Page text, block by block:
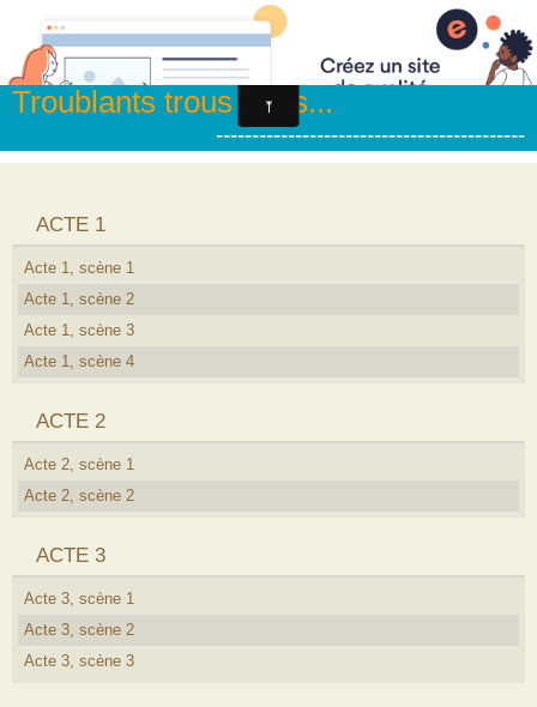
Commentaires
Troublants trous noirs...
-------------------------------------------
ACTE 1
Acte 1, scène 1
Acte 1, scène 2
Acte 1, scène 3
Acte 1, scène 4
ACTE 2
Acte 2, scène 1
Acte 2, scène 2
ACTE 3
Acte 3, scène 1
Acte 3, scène 2
Acte 3, scène 3